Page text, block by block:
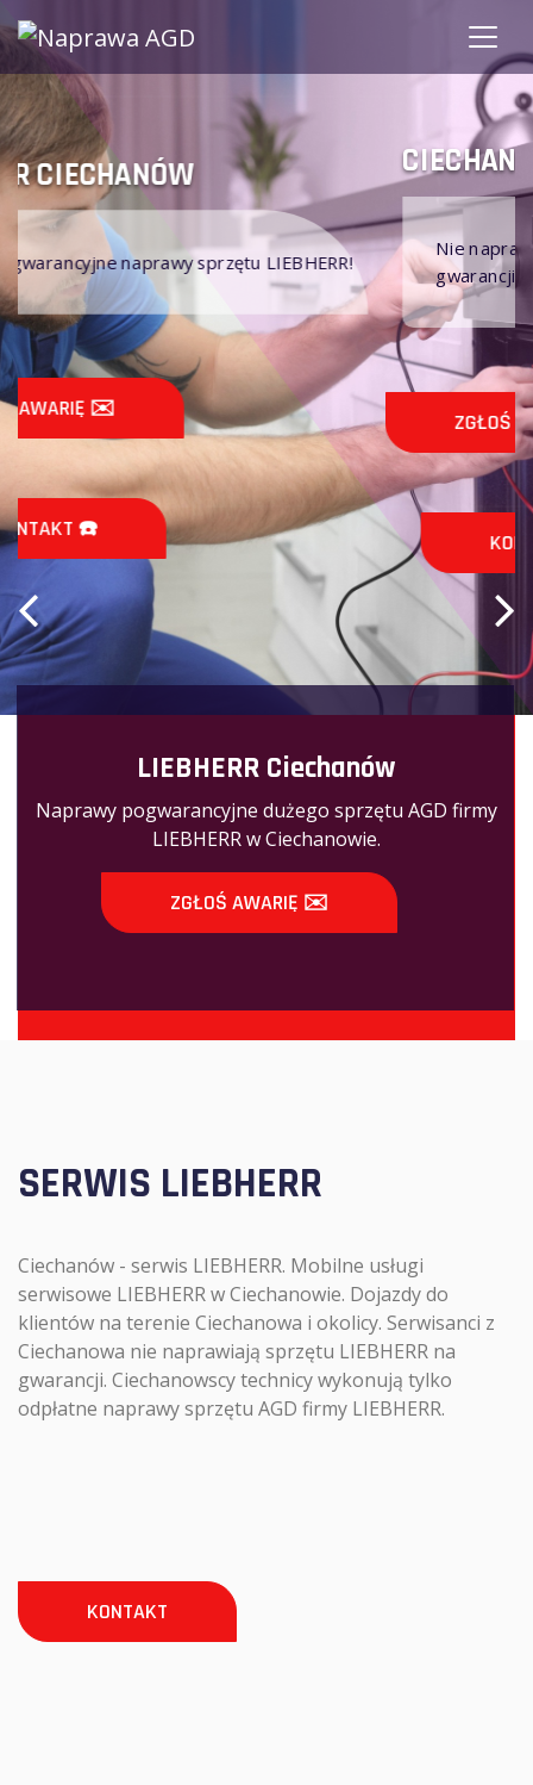
CIECHANÓW LIEBHERR
Nie naprawiamy sprzętu AGD LIEBHERR na
gwarancji!
ZGŁOŚ AWARIĘ ✉️
KONTAKT ☎️
LIEBHERR Ciechanów
Naprawy pogwarancyjne dużego sprzętu AGD firmy
LIEBHERR w Ciechanowie.
ZGŁOŚ AWARIĘ ✉️
SERWIS LIEBHERR
Ciechanów - serwis LIEBHERR. Mobilne usługi
serwisowe LIEBHERR w Ciechanowie. Dojazdy do
klientów na terenie Ciechanowa i okolicy. Serwisanci z
Ciechanowa nie naprawiają sprzętu LIEBHERR na
gwarancji. Ciechanowscy technicy wykonują tylko
odpłatne naprawy sprzętu AGD firmy LIEBHERR.
KONTAKT